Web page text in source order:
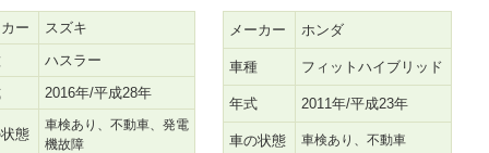
ー
スズキ
ハスラー
2016年/平成28年
態
車検あり、不動車、発電
機故障
メーカー ホンダ
車種 フィットハイブリッド
年式 2011年/平成23年
車の状態 車検あり、不動車